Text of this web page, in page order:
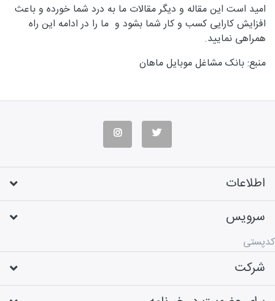
امید است این مقاله و دیگر مقالات ما به درد شما خورده و باعث
افزایش کارایی کسب و کار شما بشود و ما را در ادامه این راه
همراهی نمایید.
منبع: بانک مشاغل موبایل ماهان
اطلاعات
سرویس
کدپستی
شرکت